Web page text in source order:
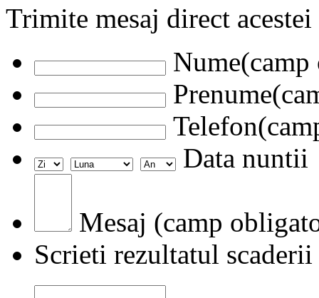
Trimite mesaj direct
Data nuntii
Mesaj (camp
Scrieti rezultatul scaderii